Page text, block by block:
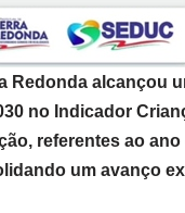
Redonda alcançou
no Indicador
referentes ao
um avanço